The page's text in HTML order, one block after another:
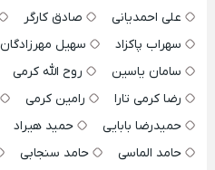
علی احمدیانی
صادق کارگر
سهراب پاکزاد
سهیل مهرزادگان
سامان یاسین
روح الله کرمی
رضا کرمی تارا
رامین کرمی
حمیدرضا بابایی
حمید هیراد
حامد الماسی
حامد سنجابی